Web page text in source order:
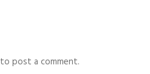
to post a comment.